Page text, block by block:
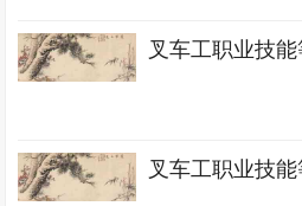
叉车工职业技能
叉车工职业技能